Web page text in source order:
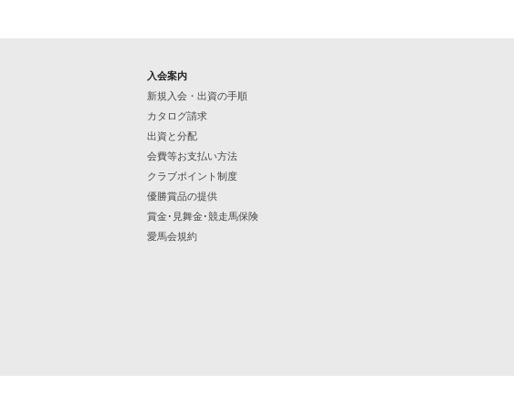
入会案内
新規入会・出資の手順
カタログ請求
出資と分配
会費等お支払い方法
クラブポイント制度
優勝賞品の提供
賞金･見舞金･競走馬保険
愛馬会規約